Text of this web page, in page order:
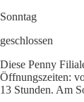
Sonntag
geschlossen
Diese Penny
Öffnungszeiten:
13 Stunden. Am